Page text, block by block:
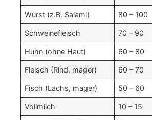
Wurst (z.B. Salami) 80 – 100
Schweine­fleisch 70 – 90
Huhn (ohne Haut) 60 – 80
Fleisch (Rind, mager) 60 – 70
Fisch (Lachs, mager) 50 – 60
Vollmilch 10 – 15